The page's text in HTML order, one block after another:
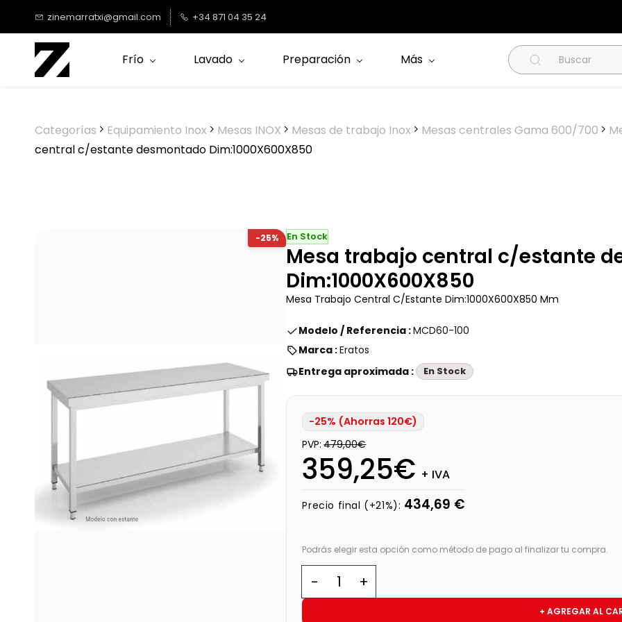
contenido
principal
zinemarratxi@gmail.com +34 871 04 35 24
Frío Lavado Preparación Más
Categorías Equipamiento Inox Mesas INOX Mesas de trabajo Inox Mesas centrales Gama 600/700
central c/estante desmontado Dim:1000X600X850
-25% En Stock
Mesa trabajo central c/estante
Dim:1000X600X850
Mesa Trabajo Central C/Estante Dim:1000X600X850 Mm
Modelo / Referencia :MCD60-100
Marca :Eratos
Entrega aproximada :
En Stock
-25% (Ahorras 120€)
PVP: 479,00€
359,25€ + IVA
Precio final (+21%): 434,69 €
Podrás elegir esta opción como método de pago al finalizar tu compra.
+ AGREGAR AL